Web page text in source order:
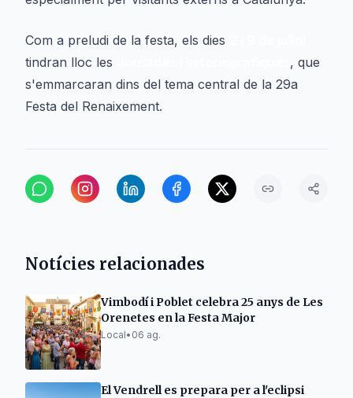
Com a preludi de la festa, els dies
tindran lloc les
, que
s'emmarcaran dins del tema central de la 29a
Festa del Renaixement.
Notícies relacionades
Vimbodí i Poblet celebra 25 anys de Les
Orenetes en la Festa Major
Local• 06 ag.
El Vendrell es prepara per a l'eclipsi